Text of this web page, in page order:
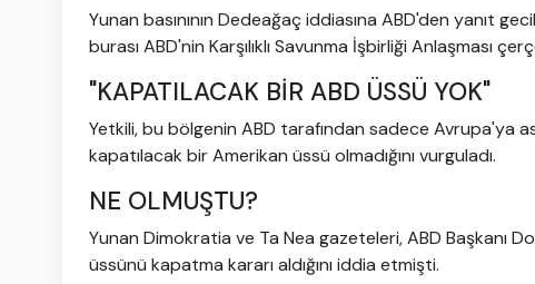
Yunan basınının Dedeağaç iddiasına ABD'den yanıt
burası ABD'nin Karşılıklı Savunma İşbirliği Anlaşması
"KAPATILACAK BİR ABD ÜSSÜ YOK"
Yetkili, bu bölgenin ABD tarafından sadece Avrupa'ya
kapatılacak bir Amerikan üssü olmadığını vurguladı.
NE OLMUŞTU?
Yunan Dimokratia ve Ta Nea gazeteleri, ABD Başkanı
üssünü kapatma kararı aldığını iddia etmişti.